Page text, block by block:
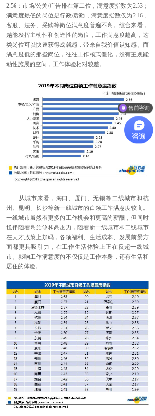
2.56；市场/公关/广告排在第二位，满意度指数为2.53；
满意度最低的岗位是行政/后勤，满意度指数仅为2.16，
客服、法务、采购等岗位满意度普遍不高。综合来看，
越能发挥主动性和创造性的岗位，工作满意度越高，这
类岗位可以快速获得成就感，带来自我价值认知感。而
满意度低的那些岗位，往往工作模式僵化，没有主观能
动性施展的空间，工作体验相对较差。
从城市来看，海口、厦门、无锡等二线城市和杭
州、昆明、长沙等新一线城市的白领工作满意度较高。
一线城市虽然有更多的工作机会和更高的薪酬，但同时
也伴随着高竞争和高压力，随着新一线城市和二线城市
在人才政策上加码，各项福利、生活成本、发展前景方
面都更具吸引力，在工作生活体验上正在反超一线城
市。影响工作满意度的不仅仅是工作本身，还有生活和
居住的体验。
售前咨询